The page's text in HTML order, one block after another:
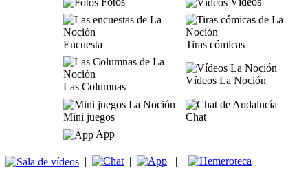
Encuesta Tiras cómicas
Las Columnas
Vídeos La Noción
Mini juegos
Chat
App
| | |